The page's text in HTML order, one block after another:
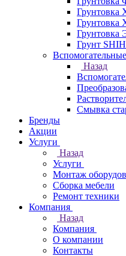
Грунтовка
Грунтовка
Грунтовка
Грунт
Назад
Смывка
Бренды
Акции
Услуги
Назад
Услуги
Монтаж
Сборка мебели
Ремонт техники
Компания
Назад
Компания
О компании
Контакты